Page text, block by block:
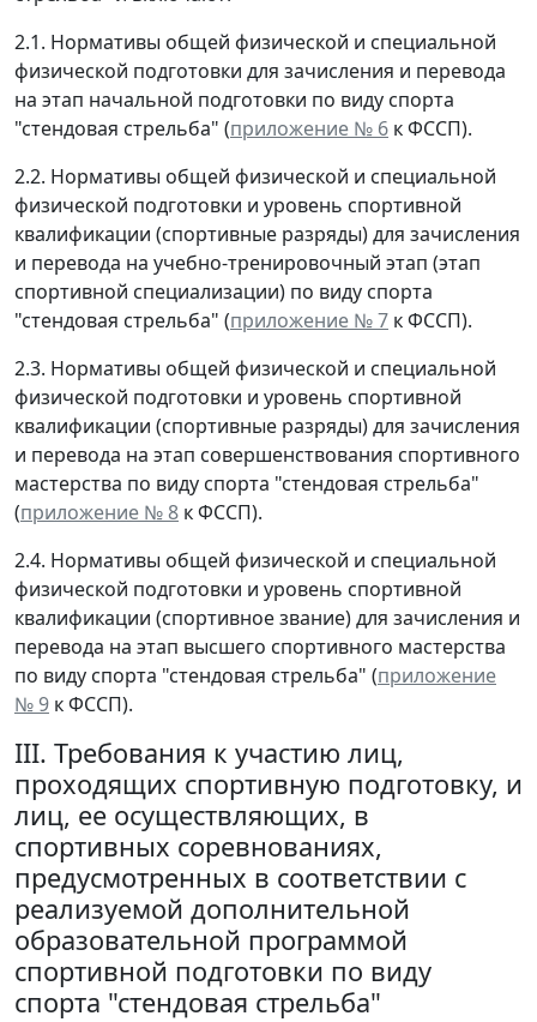
2.1. Нормативы общей физической и специальной
физической подготовки для зачисления и перевода
на этап начальной подготовки по виду спорта
"стендовая стрельба" (приложение № 6 к ФССП).
2.2. Нормативы общей физической и специальной
физической подготовки и уровень спортивной
квалификации (спортивные разряды) для зачисления
и перевода на учебно-тренировочный этап (этап
спортивной специализации) по виду спорта
"стендовая стрельба" (приложение № 7 к ФССП).
2.3. Нормативы общей физической и специальной
физической подготовки и уровень спортивной
квалификации (спортивные разряды) для зачисления
и перевода на этап совершенствования спортивного
мастерства по виду спорта "стендовая стрельба"
(приложение № 8 к ФССП).
2.4. Нормативы общей физической и специальной
физической подготовки и уровень спортивной
квалификации (спортивное звание) для зачисления и
перевода на этап высшего спортивного мастерства
по виду спорта "стендовая стрельба" (приложение
№ 9 к ФССП).
III. Требования к участию лиц,
проходящих спортивную подготовку, и
лиц, ее осуществляющих, в
спортивных соревнованиях,
предусмотренных в соответствии с
реализуемой дополнительной
образовательной программой
спортивной подготовки по виду
спорта "стендовая стрельба"